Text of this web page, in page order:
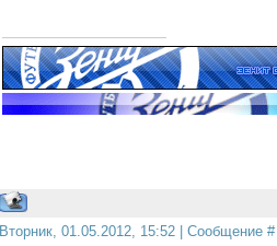
Вторник, 01.05.2012, 15:52 | Сообщение #